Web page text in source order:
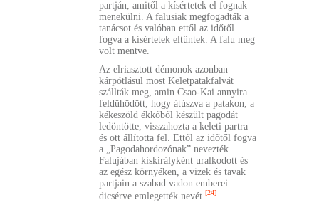
partján, amitől a kísértetek el fognak
menekülni. A falusiak megfogadták a
tanácsot és valóban ettől az időtől
fogva a kísértetek eltűntek. A falu meg
volt mentve.
Az elriasztott démonok azonban
kárpótlásul most Keletpatakfalvát
szállták meg, amin Csao-Kai annyira
feldühödött, hogy átúszva a patakon, a
kékeszöld ékkőből készült pagodát
ledöntötte, visszahozta a keleti partra
és ott állította fel. Ettől az időtől fogva
a „Pagodahordozónak” nevezték.
Falujában kiskirályként uralkodott és
az egész környéken, a vizek és tavak
partjain a szabad vadon emberei
dicsérve emlegették nevét.[24]